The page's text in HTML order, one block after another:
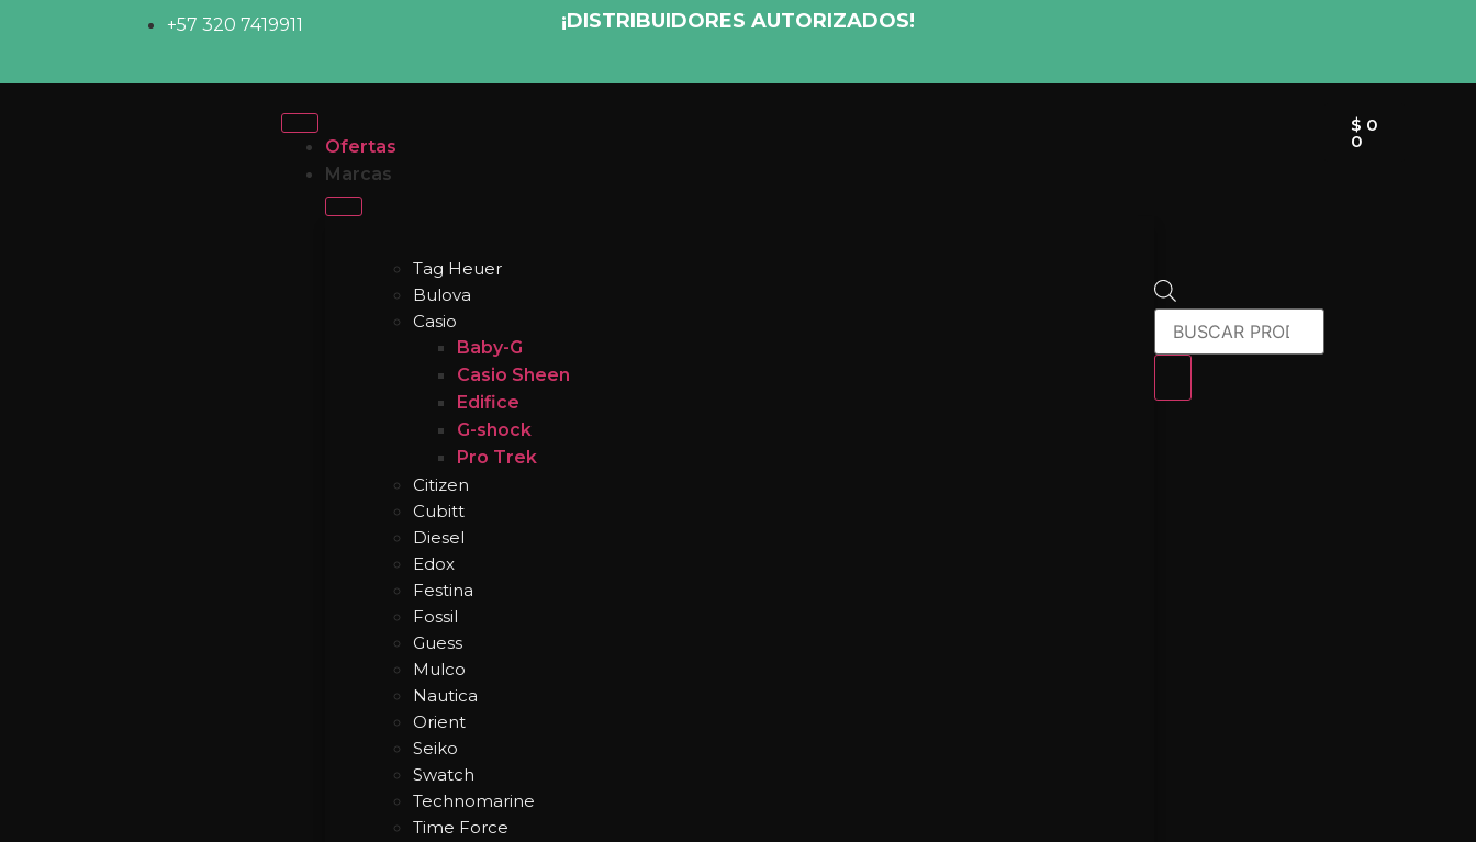
+57 320 7419911 ¡DISTRIBUIDORES AUTORIZADOS!
Ofertas
Marcas
Tag Heuer
Bulova
Casio
Baby-G
Casio Sheen
Edifice
G-shock
Pro Trek
Citizen
Cubitt
Diesel
Edox
Festina
Fossil
Guess
Mulco
Nautica
Orient
Seiko
Swatch
Technomarine
Time Force
$ 0
0